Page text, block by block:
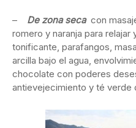
– De zona secacon
romero y naranja para relajar
tonificante, parafangos,
arcilla bajo el agua,
chocolate con poderes
antievejecimiento y té verde